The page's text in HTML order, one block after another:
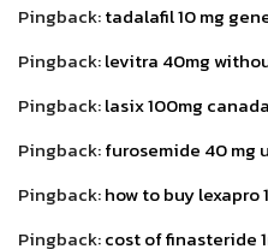
Pingback:tadalafil 10 mg
Pingback:levitra 40mg
Pingback:lasix 100mg canada
Pingback:furosemide 40 mg
Pingback:how to buy lexapro
Pingback:cost of finasteride